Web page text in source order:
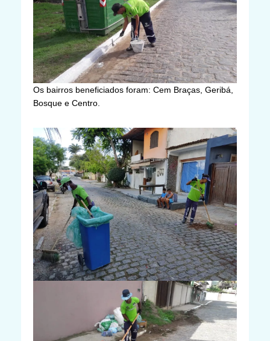
Os bairros beneficiados foram: Cem Braças, Geribá,
Bosque e Centro.